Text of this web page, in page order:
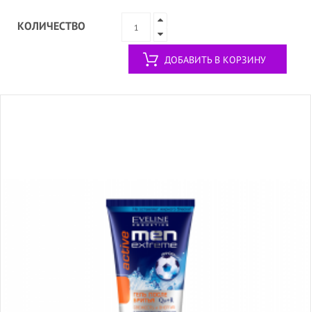
КОЛИЧЕСТВО
ДОБАВИТЬ В КОРЗИНУ